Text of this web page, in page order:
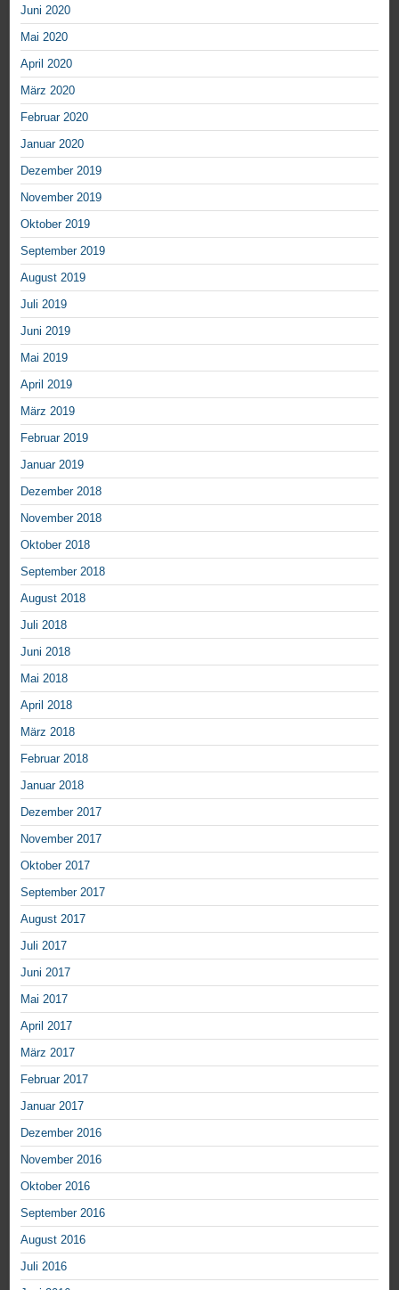
Juni 2020
Mai 2020
April 2020
März 2020
Februar 2020
Januar 2020
Dezember 2019
November 2019
Oktober 2019
September 2019
August 2019
Juli 2019
Juni 2019
Mai 2019
April 2019
März 2019
Februar 2019
Januar 2019
Dezember 2018
November 2018
Oktober 2018
September 2018
August 2018
Juli 2018
Juni 2018
Mai 2018
April 2018
März 2018
Februar 2018
Januar 2018
Dezember 2017
November 2017
Oktober 2017
September 2017
August 2017
Juli 2017
Juni 2017
Mai 2017
April 2017
März 2017
Februar 2017
Januar 2017
Dezember 2016
November 2016
Oktober 2016
September 2016
August 2016
Juli 2016